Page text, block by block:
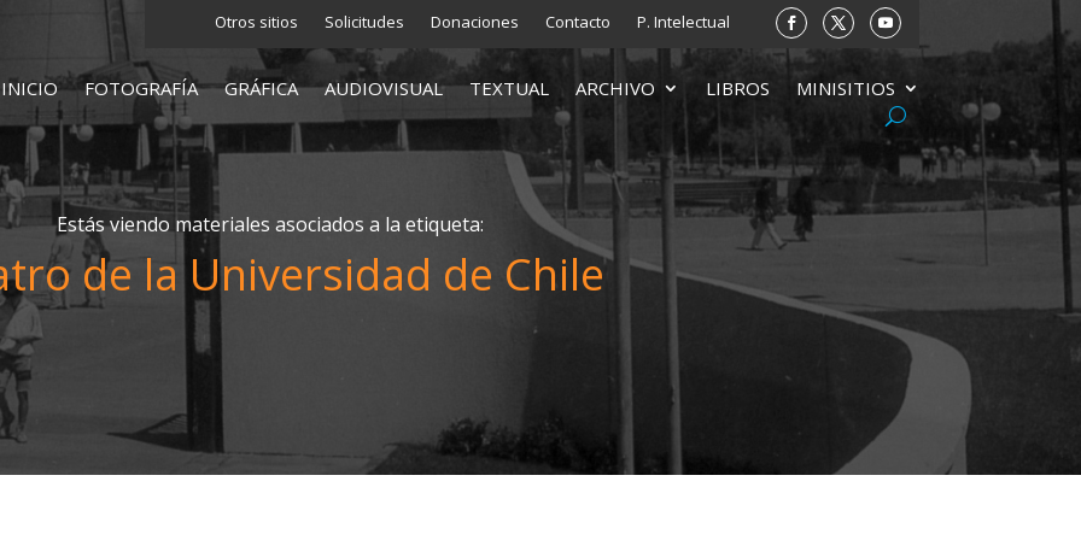
Otros sitios Solicitudes Donaciones Contacto P. Intelectual
INICIO FOTOGRAFÍA GRÁFICA AUDIOVISUAL TEXTUAL ARCHIVO LIBROS MINISITIOS
Estás viendo materiales asociados a la etiqueta:
de la Universidad de Chile